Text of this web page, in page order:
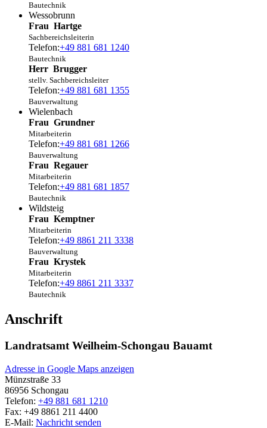
Bautechnik
Wessobrunn
Frau Hartge
Sachbereichsleiterin
Telefon:+49 881 681 1240
Bautechnik
Herr Brugger
stellv. Sachbereichsleiter
Telefon:+49 881 681 1355
Bauverwaltung
Wielenbach
Frau Grundner
Mitarbeiterin
Telefon:+49 881 681 1266
Bauverwaltung
Frau Regauer
Mitarbeiterin
Telefon:+49 881 681 1857
Bautechnik
Wildsteig
Frau Kemptner
Mitarbeiterin
Telefon:+49 8861 211 3338
Bauverwaltung
Frau Krystek
Mitarbeiterin
Telefon:+49 8861 211 3337
Bautechnik
Anschrift
Landratsamt Weilheim-Schongau Bauamt
Adresse in Google Maps anzeigen
Münzstraße 33
86956 Schongau
Telefon: +49 881 681 1210
Fax: +49 8861 211 4400
E-Mail: Nachricht senden